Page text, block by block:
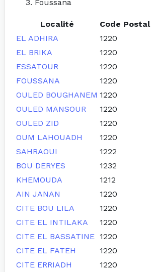
Foussana
Localité
Code Postal
EL ADHIRA
1220
EL BRIKA
1220
ESSATOUR
1220
FOUSSANA
1220
OULED BOUGHANEM 1220
OULED MANSOUR
1220
OULED ZID
1220
OUM LAHOUADH
1220
SAHRAOUI
1222
BOU DERYES
1232
KHEMOUDA
1212
AIN JANAN
1220
CITE BOU LILA
1220
CITE EL INTILAKA
1220
CITE EL BASSATINE 1220
CITE EL FATEH
1220
CITE ERRIADH
1220